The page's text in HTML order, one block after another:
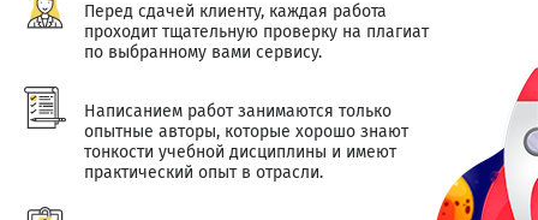
Перед сдачей клиенту, каждая работа
проходит тщательную проверку на плагиат
по выбранному вами сервису.
Написанием работ занимаются только
опытные авторы, которые хорошо знают
тонкости учебной дисциплины и имеют
практический опыт в отрасли.